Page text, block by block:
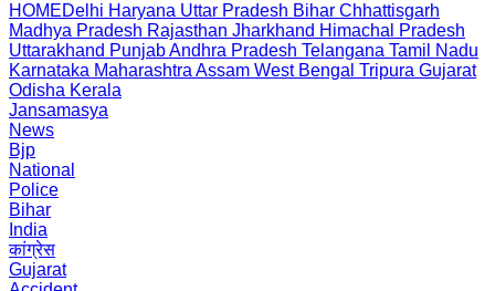
HOMEDelhi Haryana Uttar Pradesh Bihar Chhattisgarh
Madhya Pradesh Rajasthan Jharkhand Himachal Pradesh
Uttarakhand PunjabAndhra Pradesh Telangana Tamil Nadu
Karnataka Maharashtra Assam West Bengal Tripura Gujarat
Odisha Kerala
Jansamasya
News
Bjp
National
Police
Bihar
India
कांग्रेस
Gujarat